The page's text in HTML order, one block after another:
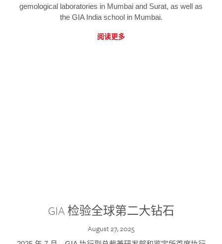
gemological laboratories in Mumbai and Surat, as well as
the GIA India school in Mumbai.
阅读更多
GIA 检验全球第二大钻石
August 27, 2025